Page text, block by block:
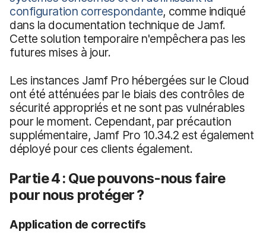
configuration correspondante, comme indiqué
dans la documentation technique de Jamf.
Cette solution temporaire n'empêchera pas les
futures mises à jour.
Les instances Jamf Pro hébergées sur le Cloud
ont été atténuées par le biais des contrôles de
sécurité appropriés et ne sont pas vulnérables
pour le moment. Cependant, par précaution
supplémentaire, Jamf Pro 10.34.2 est également
déployé pour ces clients également.
Partie 4 : Que pouvons-nous faire
pour nous protéger ?
Application de correctifs